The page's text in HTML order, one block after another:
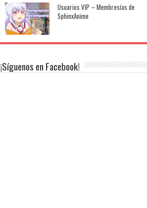
Usuarios VIP – Membresías de
SphinxAnime
¡Síguenos en Facebook!